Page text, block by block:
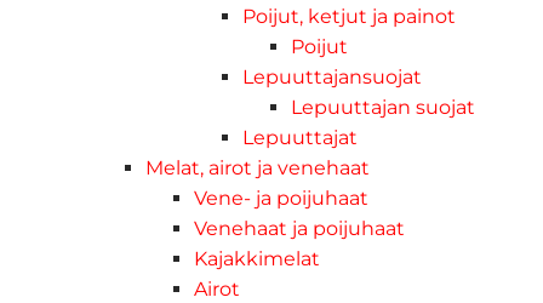
Poijut, ketjut ja painot
Poijut
Lepuuttajansuojat
Lepuuttajan suojat
Lepuuttajat
Melat, airot ja venehaat
Vene- ja poijuhaat
Venehaat ja poijuhaat
Kajakkimelat
Airot